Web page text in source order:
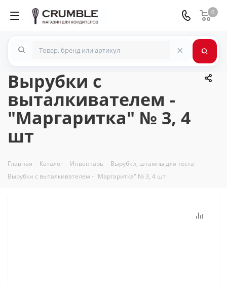
0
×
Вырубки с
выталкивателем -
"Маргаритка" № 3, 4
шт
Главная - Каталог - Инвентарь - Вырубки, штампы для теста -
Вырубки с выталкивателем - "Маргаритка" № 3, 4 шт